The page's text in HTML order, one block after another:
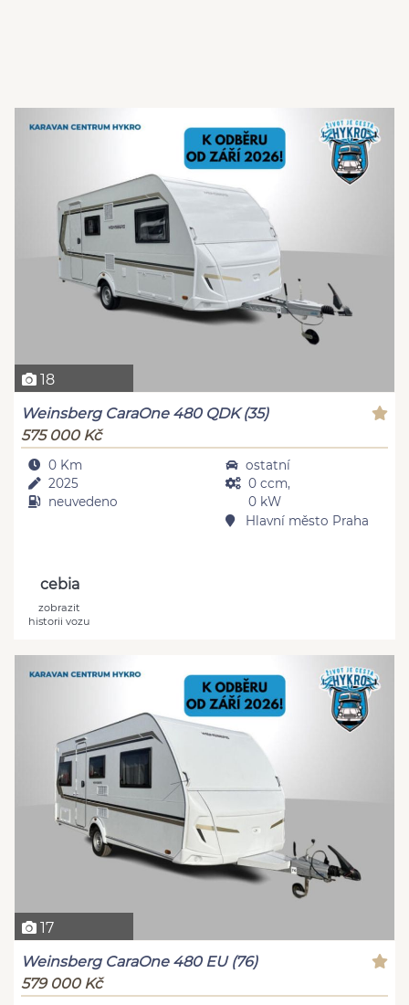
18
Weinsberg CaraOne 480 QDK (35)
575 000 Kč
0 Km
2025
neuvedeno
ostatní
0 ccm,
0 kW
Hlavní město Praha
cebia
zobrazit
historii vozu
17
Weinsberg CaraOne 480 EU (76)
579 000 Kč